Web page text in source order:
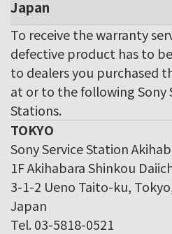
Japan
To receive the warranty
defective product has to
to dealers you purchased
at or to the following Sony
Stations.
TOKYO
Sony Service Station
1F Akihabara Shinkou
3-1-2 Ueno Taito-ku,
Japan
Tel. 03-5818-0521